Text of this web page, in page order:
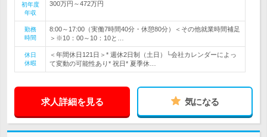
初年度
年収
300万円～472万円
勤務
時間
8:00～17:00（実働7時間40分・休憩80分）＜その他就業時間補足
＞※10：00～10：10と…
休日
休暇
＜年間休日121日＞* 週休2日制（土日）└会社カレンダーによっ
て変動の可能性あり* 祝日* 夏季休…
求人詳細を見る 気になる